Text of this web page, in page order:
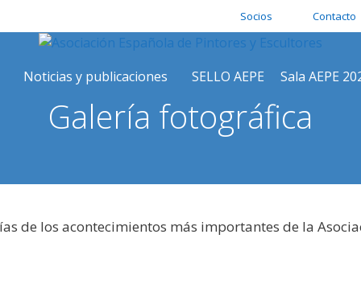
Socios Contacto
Noticias y publicaciones SELLO AEPE Sala AEPE
Galería fotográfica
de los acontecimientos más importantes de la